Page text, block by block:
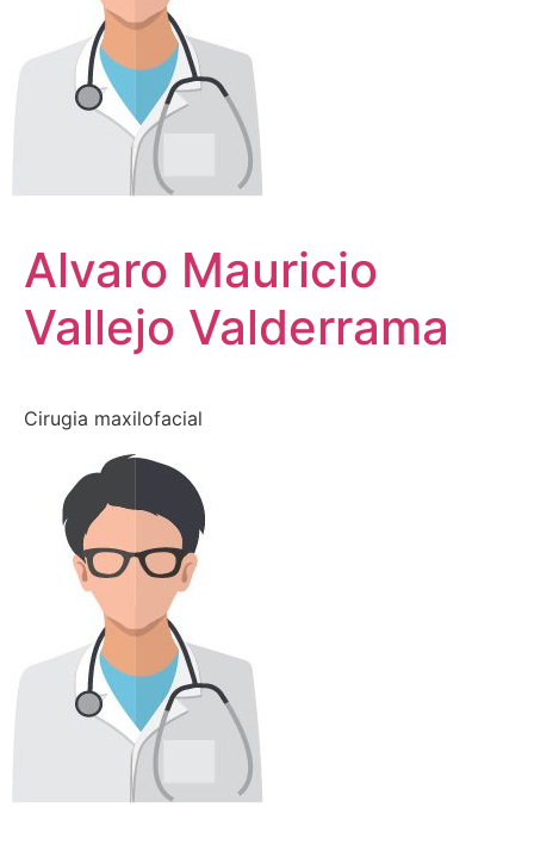
Alvaro Mauricio
Vallejo Valderrama
Cirugia maxilofacial